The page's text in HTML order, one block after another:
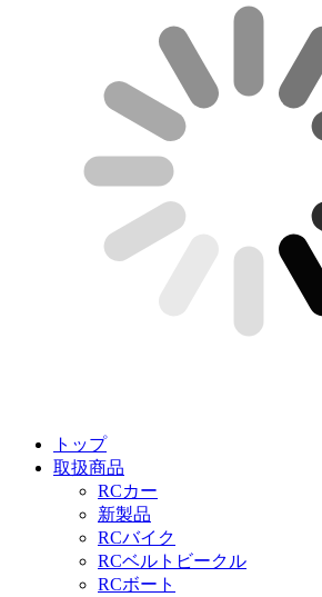
トップ
取扱商品
RCカー
新製品
RCバイク
RCベルトビークル
RCボート